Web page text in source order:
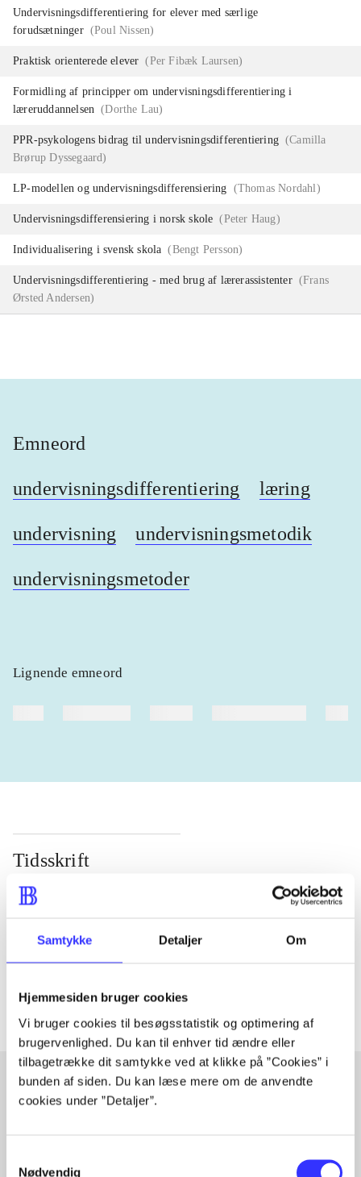
Samtykke Detaljer Om
Hjemmesiden bruger cookies
Vi bruger cookies til besøgsstatistik og optimering af
brugervenlighed. Du kan til enhver tid ændre eller
tilbagetrække dit samtykke ved at klikke på ”Cookies” i
bunden af siden. Du kan læse mere om de anvendte
cookies under ”Detaljer”.
Nødvendig
Undervisningsdifferentiering for elever med særlige
forudsætninger (Poul Nissen)
Praktisk orienterede elever (Per Fibæk Laursen)
Formidling af principper om undervisningsdifferentiering i
læreruddannelsen
(Dorthe Lau)
PPR-psykologens bidrag til undervisningsdifferentiering (Camilla
Brørup Dyssegaard)
LP-modellen og undervisningsdifferensiering (Thomas Nordahl)
Undervisningsdifferensiering i norsk skole (Peter Haug)
Individualisering i svensk skola (Bengt Persson)
Undervisningsdifferentiering - med brug af lærerassistenter (Frans
Ørsted Andersen)
Emneord
undervisningsdifferentiering læring
undervisning undervisningsmetodik
undervisningsmetoder
Lignende emneord
Tidsskrift
Artiklen er en del af
Tidsskrift